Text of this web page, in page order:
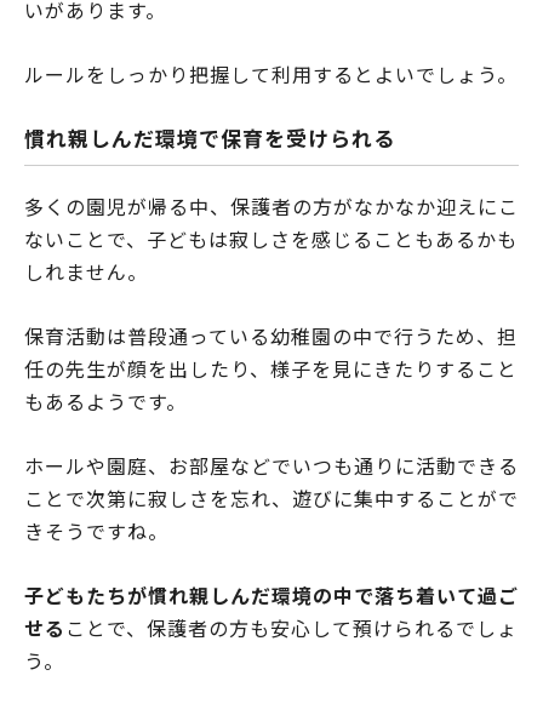
いがあります。
ルールをしっかり把握して利用するとよいでしょう。
慣れ親しんだ環境で保育を受けられる
多くの園児が帰る中、保護者の方がなかなか迎えにこ
ないことで、子どもは寂しさを感じることもあるかも
しれません。
保育活動は普段通っている幼稚園の中で行うため、担
任の先生が顔を出したり、様子を見にきたりすること
もあるようです。
ホールや園庭、お部屋などでいつも通りに活動できる
ことで次第に寂しさを忘れ、遊びに集中することがで
きそうですね。
子どもたちが慣れ親しんだ環境の中で落ち着いて過ご
せる ことで、保護者の方も安心して預けられるでしょ
う。